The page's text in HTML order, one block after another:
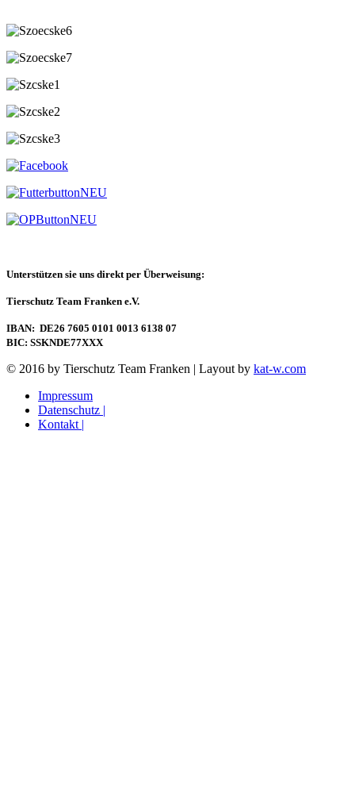
Unterstützen sie uns direkt per Überweisung:
Tierschutz Team Franken e.V.
IBAN: DE26 7605 0101 0013 6138 07
BIC: SSKNDE77XXX
© 2016 by Tierschutz Team Franken | Layout by kat-w.com
Impressum
Datenschutz |
Kontakt |